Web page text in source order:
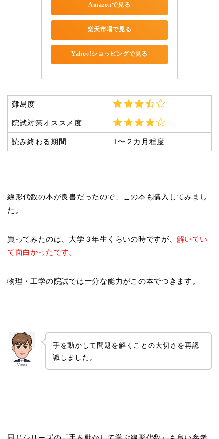
Amazonで見る
楽天市場で見る
Yahoo!ショッピングで見る
難易度
院試対策オススメ度
読み終わる期間 1〜２カ月程度
線形代数の本が良書だったので、この本も購入してみまし
た。
買ってみたのは、大学３年生くらいの時ですが、 解いてい
て面白かったです。
物理・工学の院試では十分な能力がこの本でつきます。
Yuma
手を動かして問題を解くことの大切さを再認
識しました。